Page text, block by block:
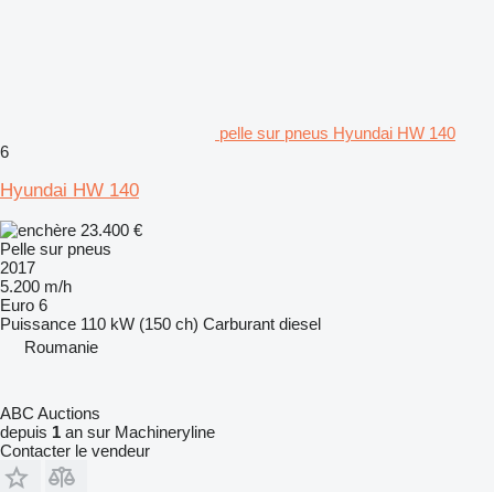
pelle sur pneus Hyundai HW 140
6
Hyundai HW 140
23.400 €
Pelle sur pneus
2017
5.200 m/h
Euro 6
Puissance 110 kW (150 ch) Carburant diesel
Roumanie
ABC Auctions
depuis 1 an sur Machineryline
Contacter le vendeur